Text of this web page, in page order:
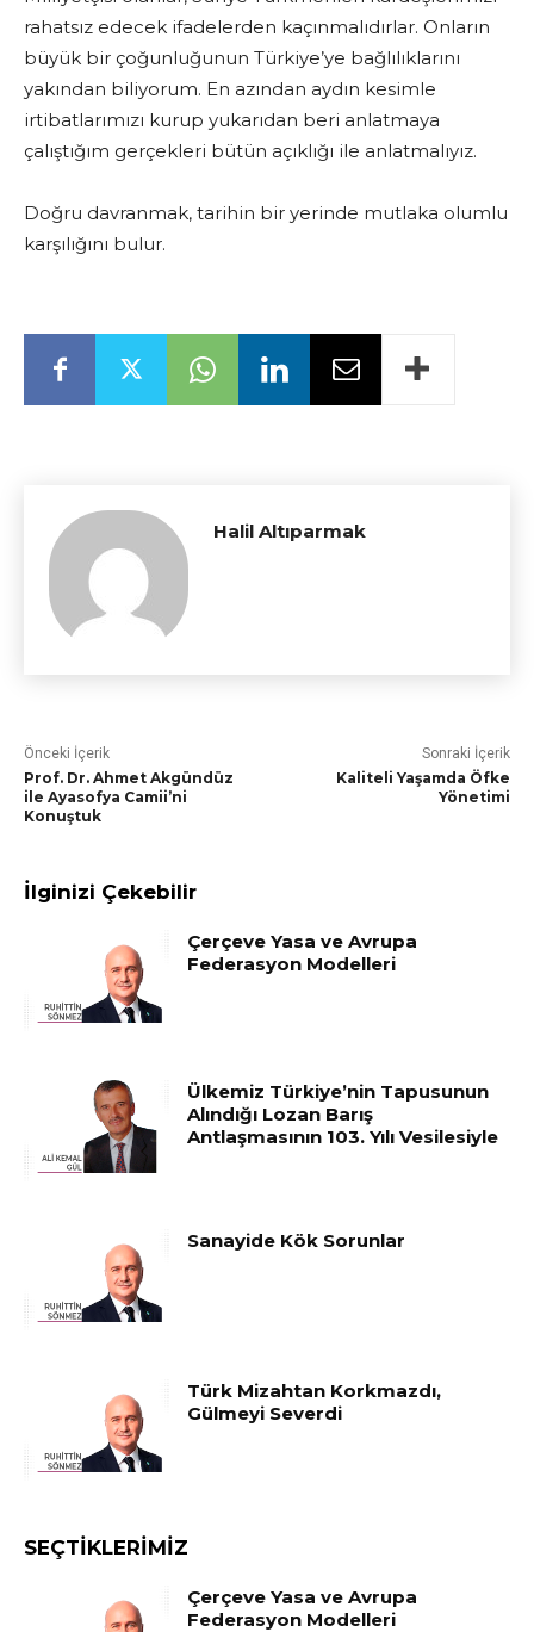
rahatsız edecek ifadelerden kaçınmalıdırlar. Onların
büyük bir çoğunluğunun Türkiye’ye bağlılıklarını
yakından biliyorum. En azından aydın kesimle
irtibatlarımızı kurup yukarıdan beri anlatmaya
çalıştığım gerçekleri bütün açıklığı ile anlatmalıyız.
Doğru davranmak, tarihin bir yerinde mutlaka olumlu
karşılığını bulur.
Halil Altıparmak
Önceki İçerik
Prof. Dr. Ahmet Akgündüz
ile Ayasofya Camii’ni
Konuştuk
Sonraki İçerik
Kaliteli Yaşamda Öfke
Yönetimi
İlginizi Çekebilir
Çerçeve Yasa ve Avrupa
Federasyon Modelleri
Ülkemiz Türkiye’nin Tapusunun
Alındığı Lozan Barış
Antlaşmasının 103. Yılı Vesilesiyle
Sanayide Kök Sorunlar
Türk Mizahtan Korkmazdı,
Gülmeyi Severdi
SEÇTIKLERIMIZ
Çerçeve Yasa ve Avrupa
Federasyon Modelleri